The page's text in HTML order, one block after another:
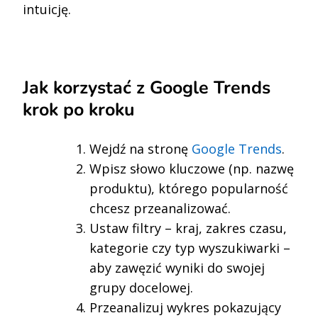
intuicję.
Jak korzystać z Google Trends
krok po kroku
Wejdź na stronę Google Trends.
Wpisz słowo kluczowe (np. nazwę
produktu), którego popularność
chcesz przeanalizować.
Ustaw filtry – kraj, zakres czasu,
kategorie czy typ wyszukiwarki –
aby zawęzić wyniki do swojej
grupy docelowej.
Przeanalizuj wykres pokazujący